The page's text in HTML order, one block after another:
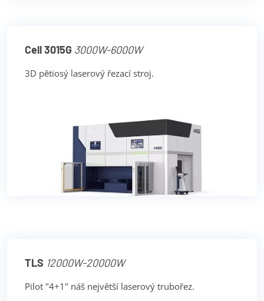
Cell 3015G 3000W-6000W
3D pětiosý laserový řezací stroj.
TLS 12000W-20000W
Pilot "4+1" náš největší laserový trubořez.